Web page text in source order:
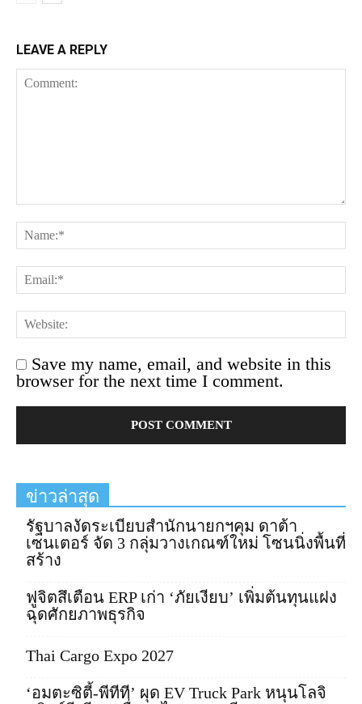
LEAVE A REPLY
Save my name, email, and website in this
browser for the next time I comment.
ข่าวล่าสุด
รัฐบาลงัดระเบียบสำนักนายกฯคุม ดาต้า
เซนเตอร์ จัด 3 กลุ่มวางเกณฑ์ใหม่ โซนนิ่งพื้นที่
สร้าง
ฟูจิตสึเตือน ERP เก่า ‘ภัยเงียบ’ เพิ่มต้นทุนแฝง
ฉุดศักยภาพธุรกิจ
Thai Cargo Expo 2027
‘อมตะซิตี้-พีทีที’ ผุด EV Truck Park หนุนโลจิ